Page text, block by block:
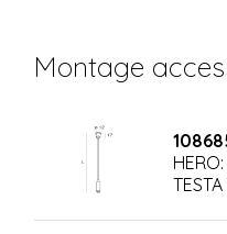
Montage